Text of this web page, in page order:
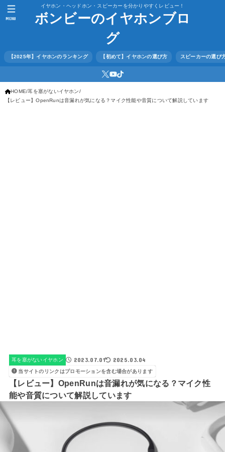
イヤホン・ヘッドホン・スピーカーを分かりやすくレビュー！
ボンビーのイヤホンブロ
グ
【2025年】イヤホンのランキング 【初めて】イヤホンの選び方 スピーカーの選び
MENU
HOME 耳を塞がないイヤホン
【レビュー】OpenRunは音漏れが気になる？マイク性能や音質について解説しています
耳を塞がないイヤホン 2023.07.01 2025.03.04
当サイトのリンクはプロモーションを含む場合があります
【レビュー】OpenRunは音漏れが気になる？マイク性
能や音質について解説しています